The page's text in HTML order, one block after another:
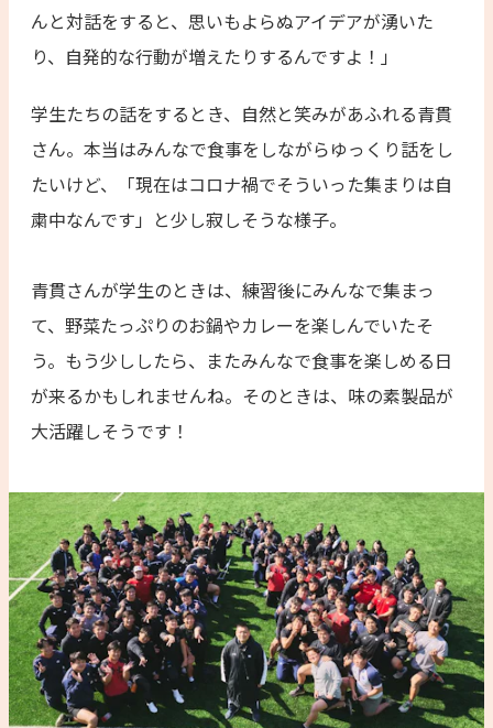
んと対話をすると、思いもよらぬアイデアが湧いた
り、自発的な行動が増えたりするんですよ！」
学生たちの話をするとき、自然と笑みがあふれる青貫
さん。本当はみんなで食事をしながらゆっくり話をし
たいけど、「現在はコロナ禍でそういった集まりは自
粛中なんです」と少し寂しそうな様子。
青貫さんが学生のときは、練習後にみんなで集まっ
て、野菜たっぷりのお鍋やカレーを楽しんでいたそ
う。もう少ししたら、またみんなで食事を楽しめる日
が来るかもしれませんね。そのときは、味の素製品が
大活躍しそうです！